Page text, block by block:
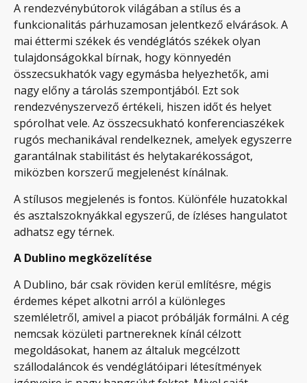
A rendezvénybútorok világában a stílus és a
funkcionalitás párhuzamosan jelentkező elvárások. A
mai éttermi székek és vendéglátós székek olyan
tulajdonságokkal bírnak, hogy könnyedén
összecsukhatók vagy egymásba helyezhetők, ami
nagy előny a tárolás szempontjából. Ezt sok
rendezvényszervező értékeli, hiszen időt és helyet
spórolhat vele. Az összecsukható konferenciaszékek
rugós mechanikával rendelkeznek, amelyek egyszerre
garantálnak stabilitást és helytakarékosságot,
miközben korszerű megjelenést kínálnak.
A stílusos megjelenés is fontos. Különféle huzatokkal
és asztalszoknyákkal egyszerű, de ízléses hangulatot
adhatsz egy térnek.
A Dublino megközelítése
A Dublino, bár csak röviden kerül említésre, mégis
érdemes képet alkotni arról a különleges
szemléletről, amivel a piacot próbálják formálni. A cég
nemcsak közületi partnereknek kínál célzott
megoldásokat, hanem az általuk megcélzott
szállodaláncok és vendéglátóipari létesítmények